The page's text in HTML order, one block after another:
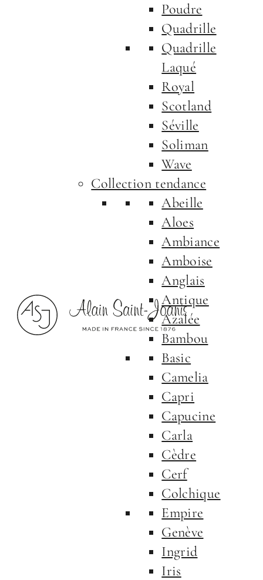
Poudre
Quadrille
Quadrille
Laqué
Royal
Scotland
Séville
Soliman
Wave
Collection tendance
Abeille
Aloes
Ambiance
Amboise
Anglais
Antique
Azalée
Bambou
Basic
Camelia
Capri
Capucine
Carla
Cèdre
Cerf
Colchique
Empire
Genève
Ingrid
Iris